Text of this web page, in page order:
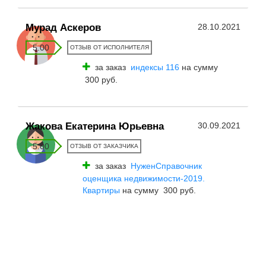
Мурад Аскеров 28.10.2021
5.00 ОТЗЫВ ОТ ИСПОЛНИТЕЛЯ
за заказ индексы 116 на сумму
300 руб.
Жакова Екатерина Юрьевна 30.09.2021
5.00 ОТЗЫВ ОТ ЗАКАЗЧИКА
за заказ НуженСправочник
оценщика недвижимости-2019.
Квартиры на сумму 300 руб.